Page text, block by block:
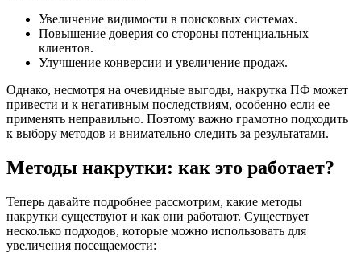
Увеличение видимости в поисковых системах.
Повышение доверия со стороны потенциальных
клиентов.
Улучшение конверсии и увеличение продаж.
Однако, несмотря на очевидные выгоды, накрутка ПФ может
привести и к негативным последствиям, особенно если ее
применять неправильно. Поэтому важно грамотно подходить
к выбору методов и внимательно следить за результатами.
Методы накрутки: как это работает?
Теперь давайте подробнее рассмотрим, какие методы
накрутки существуют и как они работают. Существует
несколько подходов, которые можно использовать для
увеличения посещаемости: